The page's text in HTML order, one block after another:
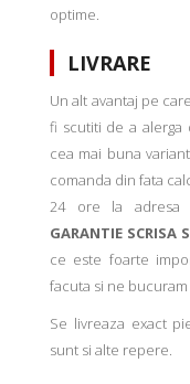
optime.
LIVRARE
Un alt avantaj pe
fi scutiti de a alerga
cea mai buna
comanda din fata
24 ore la adresa
GARANTIE SCRISA
ce este foarte
facuta si ne
Se livreaza exact
sunt si alte repere.